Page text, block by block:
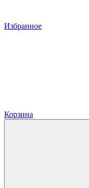
Избранное
Корзина